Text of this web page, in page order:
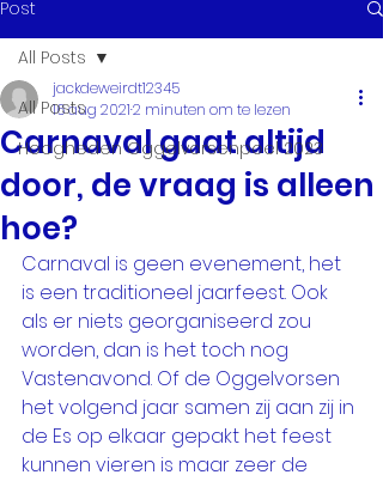
Post
All Posts
Hoogheden Oggelvorsenpoel 2023
All Posts
Carnaval gaat altijd
door, de vraag is alleen
hoe?
jackdeweirdt12345
16 aug 20212 minuten om te lezen
Carnaval is geen evenement, het
is een traditioneel jaarfeest. Ook
als er niets georganiseerd zou
worden, dan is het toch nog
Vastenavond. Of de Oggelvorsen
het volgend jaar samen zij aan zij in
de Es op elkaar gepakt het feest
kunnen vieren is maar zeer de